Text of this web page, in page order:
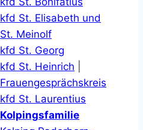
kfd St. Elisabeth und
St. Meinolf
kfd St. Georg
kfd St. Heinrich
Frauengesprächskreis
kfd St. Laurentius
Kolpingsfamilie